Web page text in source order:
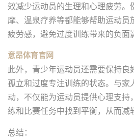
效减少运动员的生理和心理疲劳。
摩、温泉疗养等都能够帮助运动员
疲劳感，避免过度训练带来的负面
意昂体育官网
此外，青少年运动员还需要保持良
孤立和过度专注训练的状态。与家
动，不仅能为运动员提供心理支持
练和比赛任务中找到平衡，从而减
总结：